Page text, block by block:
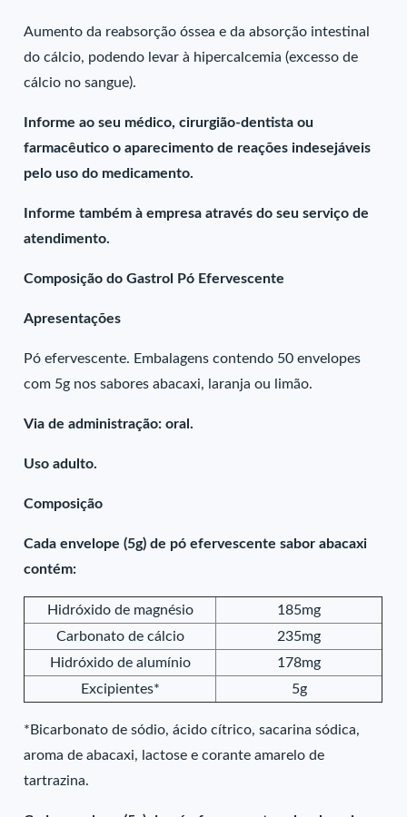
Aumento da reabsorção óssea e da absorção intestinal
do cálcio, podendo levar à hipercalcemia (excesso de
cálcio no sangue).
Informe ao seu médico, cirurgião-dentista ou
farmacêutico o aparecimento de reações indesejáveis
pelo uso do medicamento.
Informe também à empresa através do seu serviço de
atendimento.
Composição do Gastrol Pó Efervescente
Apresentações
Pó efervescente. Embalagens contendo 50 envelopes
com 5g nos sabores abacaxi, laranja ou limão.
Via de administração: oral.
Uso adulto.
Composição
Cada envelope (5g) de pó efervescente sabor abacaxi
contém:
Hidróxido de magnésio
185mg
Carbonato de cálcio
235mg
Hidróxido de alumínio
178mg
Excipientes*
5g
*Bicarbonato de sódio, ácido cítrico, sacarina sódica,
aroma de abacaxi, lactose e corante amarelo de
tartrazina.